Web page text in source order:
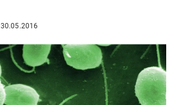
30.05.2016